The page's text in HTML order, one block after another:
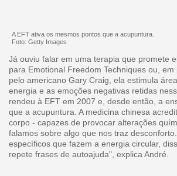
A EFT ativa os mesmos pontos que a acupuntura.
Foto: Getty Images
Já ouviu falar em uma terapia que promete
para Emotional Freedom Techniques ou,
pelo americano Gary Craig, ela estimula
energia e as emoções negativas retidas
rendeu à EFT em 2007 e, desde então, a
que a acupuntura. A medicina chinesa
corpo - capazes de provocar alterações
falamos sobre algo que nos traz
específicos que fazem a energia circular,
repete frases de autoajuda", explica André.